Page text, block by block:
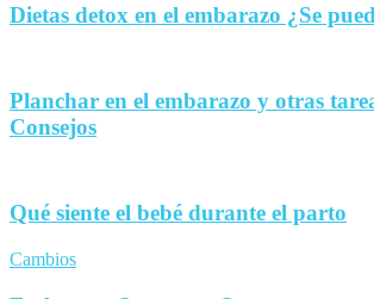
Dietas detox en el embarazo ¿Se
Planchar en el embarazo y otras
Consejos
Qué siente el bebé durante el parto
Cambios